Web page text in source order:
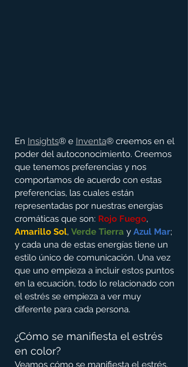
En Insights® e Inventa® creemos en el
poder del autoconocimiento. Creemos
que tenemos preferencias y nos
comportamos de acuerdo con estas
preferencias, las cuales están
representadas por nuestras energías
cromáticas que son: Rojo Fuego,
Amarillo Sol, Verde Tierra y Azul Mar;
y cada una de estas energías tiene un
estilo único de comunicación. Una vez
que uno empieza a incluir estos puntos
en la ecuación, todo lo relacionado con
el estrés se empieza a ver muy
diferente para cada persona.
¿Cómo se manifiesta el estrés
en color?
Veamos cómo se manifiesta el estrés.